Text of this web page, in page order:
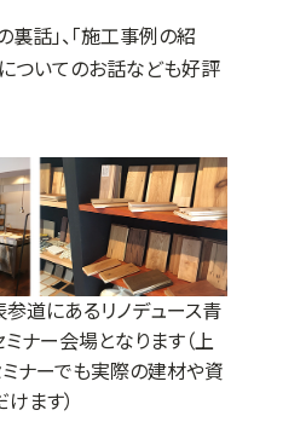
裏話」、「施工事例の紹
についてのお話なども好評
道にあるリノデュース青
ナー会場となります（上
ミナーでも実際の建材や資
ます）